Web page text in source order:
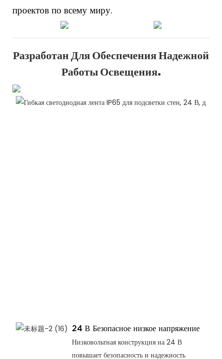
проектов по всему миру.
Разработан Для Обеспечения Надежной
Работы Освещения.
24 В Безопасное низкое напряжение
Низковольтная конструкция на 24 В
повышает безопасность и надежность